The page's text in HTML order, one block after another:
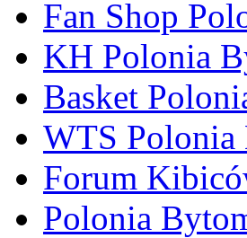
Fan Shop
KH Polonia
Basket
WTS Polonia
Forum
Polonia